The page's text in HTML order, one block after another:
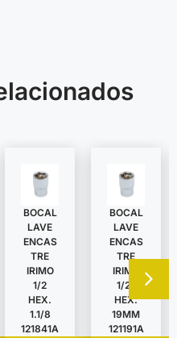
BOCAL
LAVE
ENCAS
TRE
IRIMO
1/2
HEX.
1.1/8
121841A
BOCAL
LAVE
ENCAS
TRE
IRIMO
1/2″
HEX.
19MM
121191A